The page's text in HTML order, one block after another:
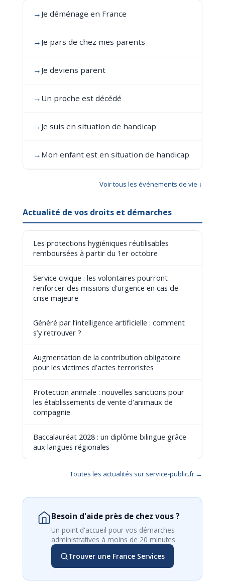
→ Je déménage en France
→ Je pars de chez mes parents
→ Je deviens parent
→ Un proche est décédé
→ Je suis en situation de handicap
→ Mon enfant est en situation de handicap
Voir tous les événements de vie ↓
Actualité de vos droits et démarches
Les protections hygiéniques réutilisables
remboursées à partir du 1er octobre
Service civique : les volontaires pourront
renforcer des missions d'urgence en cas de
crise majeure
Généré par l’intelligence artificielle : comment
s’y retrouver ?
Augmentation de la contribution obligatoire
pour les victimes d’actes terroristes
Protection animale : nouvelles sanctions pour
les établissements de vente d’animaux de
compagnie
Baccalauréat 2028 : un diplôme bilingue grâce
aux langues régionales
Toutes les actualités sur service-public.fr →
Besoin d'aide près de chez vous ?
Un point d'accueil pour vos démarches
administratives à moins de 20 minutes.
Trouver une France Services